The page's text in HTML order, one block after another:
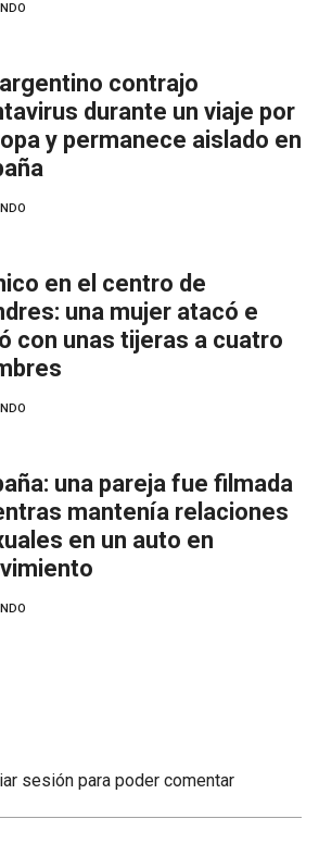
contrajo
durante un viaje por
y permanece aislado en
en el centro de
una mujer atacó e
con unas tijeras a cuatro
una pareja fue filmada
mantenía relaciones
en un auto en
sesión para poder comentar